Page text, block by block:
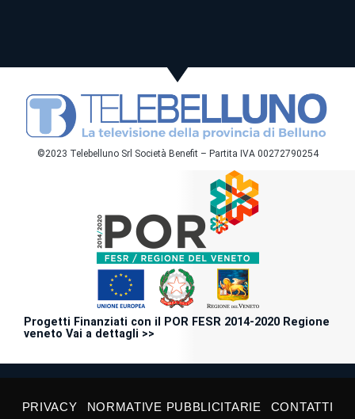
©2023 Telebelluno Srl Società Benefit – Partita IVA 00272790254
Progetti Finanziati con il POR FESR 2014-2020 Regione
veneto Vai a dettagli >>
PRIVACY NORMATIVE PUBBLICITARIE CONTATTI